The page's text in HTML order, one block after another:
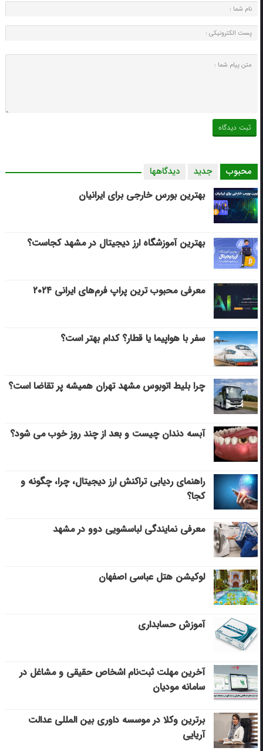
محبوب جدید دیدگاهها
بهترین بورس خارجی برای ایرانیان
بهترین آموزشگاه ارز دیجیتال در مشهد کجاست؟
معرفی محبوب ترین پراپ فرم‌های ایرانی ۲۰۲۴
سفر با هواپیما یا قطار؟ کدام بهتر است؟
چرا بلیط اتوبوس مشهد تهران همیشه پر تقاضا است؟
آبسه دندان چیست و بعد از چند روز خوب می‌ شود؟
راهنمای ردیابی تراکنش ارز دیجیتال، چرا، چگونه و
کجا؟
معرفی نمایندگی لباسشویی دوو در مشهد
لوکیشن هتل عباسی اصفهان
آموزش حسابداری
آخرین مهلت ثبت‌نام اشخاص حقیقی و مشاغل در
سامانه مودیان
برترین وکلا در موسسه داوری بین المللی عدالت
آریایی